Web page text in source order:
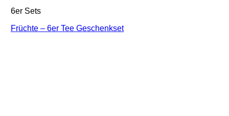
6er Sets
Früchte – 6er Tee Geschenkset